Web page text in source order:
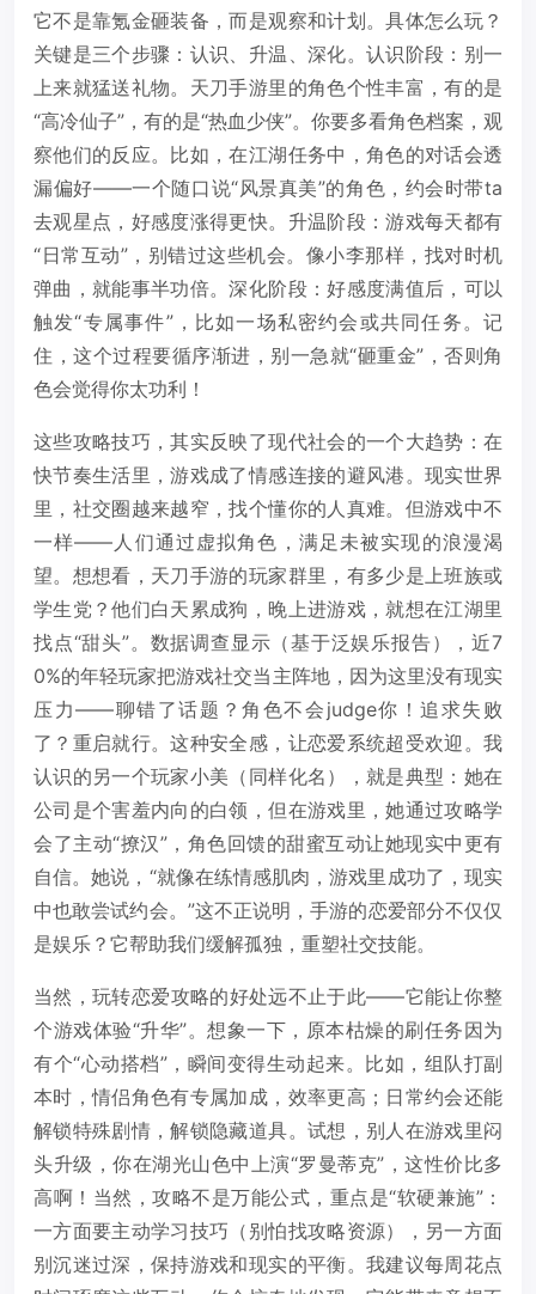
它不是靠氪金砸装备，而是观察和计划。具体怎么玩？
关键是三个步骤：认识、升温、深化。认识阶段：别一
上来就猛送礼物。天刀手游里的角色个性丰富，有的是
“高冷仙子”，有的是“热血少侠”。你要多看角色档案，观
察他们的反应。比如，在江湖任务中，角色的对话会透
漏偏好——一个随口说“风景真美”的角色，约会时带ta
去观星点，好感度涨得更快。升温阶段：游戏每天都有
“日常互动”，别错过这些机会。像小李那样，找对时机
弹曲，就能事半功倍。深化阶段：好感度满值后，可以
触发“专属事件”，比如一场私密约会或共同任务。记
住，这个过程要循序渐进，别一急就“砸重金”，否则角
色会觉得你太功利！
这些攻略技巧，其实反映了现代社会的一个大趋势：在
快节奏生活里，游戏成了情感连接的避风港。现实世界
里，社交圈越来越窄，找个懂你的人真难。但游戏中不
一样——人们通过虚拟角色，满足未被实现的浪漫渴
望。想想看，天刀手游的玩家群里，有多少是上班族或
学生党？他们白天累成狗，晚上进游戏，就想在江湖里
找点“甜头”。数据调查显示（基于泛娱乐报告），近7
0%的年轻玩家把游戏社交当主阵地，因为这里没有现实
压力——聊错了话题？角色不会judge你！追求失败
了？重启就行。这种安全感，让恋爱系统超受欢迎。我
认识的另一个玩家小美（同样化名），就是典型：她在
公司是个害羞内向的白领，但在游戏里，她通过攻略学
会了主动“撩汉”，角色回馈的甜蜜互动让她现实中更有
自信。她说，“就像在练情感肌肉，游戏里成功了，现实
中也敢尝试约会。”这不正说明，手游的恋爱部分不仅仅
是娱乐？它帮助我们缓解孤独，重塑社交技能。
当然，玩转恋爱攻略的好处远不止于此——它能让你整
个游戏体验“升华”。想象一下，原本枯燥的刷任务因为
有个“心动搭档”，瞬间变得生动起来。比如，组队打副
本时，情侣角色有专属加成，效率更高；日常约会还能
解锁特殊剧情，解锁隐藏道具。试想，别人在游戏里闷
头升级，你在湖光山色中上演“罗曼蒂克”，这性价比多
高啊！当然，攻略不是万能公式，重点是“软硬兼施”：
一方面要主动学习技巧（别怕找攻略资源），另一方面
别沉迷过深，保持游戏和现实的平衡。我建议每周花点